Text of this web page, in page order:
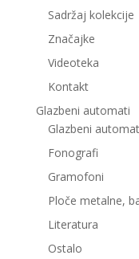
Sadržaj kolekcije
Značajke
Videoteka
Kontakt
Glazbeni automati
Glazbeni
Fonografi
Gramofoni
Ploče metalne,
Literatura
Ostalo